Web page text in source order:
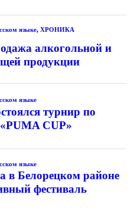
языке, ХРОНИКА
алкогольной и
продукции
языке
турнир по
CUP»
языке
в Белорецком районе
фестиваль